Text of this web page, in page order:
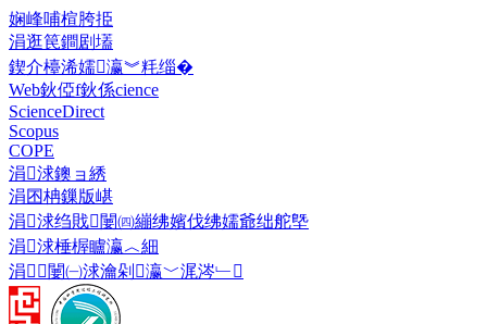
娴峰哺楦胯挋
涓逛笢鐧剧壒
鍥介檯浠嬬瀛︾粍缁�
Web鈥俹f鈥係cience
ScienceDirect
Scopus
COPE
涓浗鐭ョ綉
涓囨柟鏁版嵁
涓浗绉戝闄㈣繃绋嬪伐绋嬬爺绌舵墍
涓浗棰楃矑瀛︿細
涓闄㈠浗瀹剁瀛﹀浘涔﹂